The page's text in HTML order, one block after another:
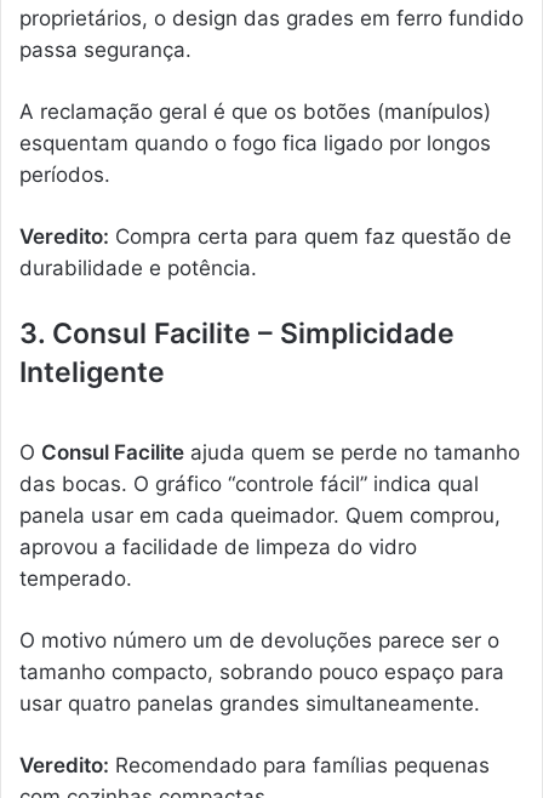
proprietários, o design das grades em ferro fundido
passa segurança.
A reclamação geral é que os botões (manípulos)
esquentam quando o fogo fica ligado por longos
períodos.
Veredito: Compra certa para quem faz questão de
durabilidade e potência.
3. Consul Facilite – Simplicidade
Inteligente
O Consul Facilite ajuda quem se perde no tamanho
das bocas. O gráfico “controle fácil” indica qual
panela usar em cada queimador. Quem comprou,
aprovou a facilidade de limpeza do vidro
temperado.
O motivo número um de devoluções parece ser o
tamanho compacto, sobrando pouco espaço para
usar quatro panelas grandes simultaneamente.
Veredito: Recomendado para famílias pequenas